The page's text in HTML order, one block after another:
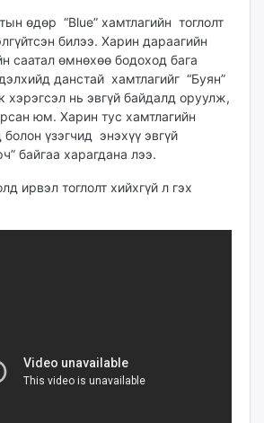
өдөр “Blue” хамтлагийн тоглолт
билээ. Харин дараагийн
саатал өмнөхөө бодоход бага
данстай хамтлагийг “Буян”
хэрэгсэл нь эвгүй байдалд оруулж,
юм. Харин тус хамтлагийн
үзэгчид энэхүү эвгүй
байгаа харагдана лээ.
ирвэл тоглолт хийхгүй л гэх